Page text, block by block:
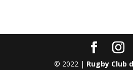
© 2022 | Rugby Club